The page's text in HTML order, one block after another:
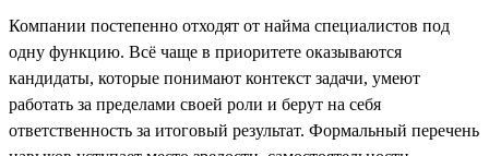
Компании постепенно отходят от найма специалистов под
одну функцию. Всё чаще в приоритете оказываются
кандидаты, которые понимают контекст задачи, умеют
работать за пределами своей роли и берут на себя
ответственность за итоговый результат. Формальный перечень